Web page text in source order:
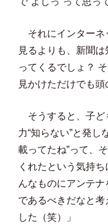
それにインターネ
見るよりも、新聞
ってくるでしょ？
見かけただけでも頭
そうすると、子ど
力“知らない”と発し
載ってたね”って、
くれたという気持
んなものにアンテ
であるべきだなと
した（笑）」